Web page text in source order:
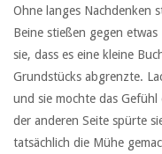
Ohne langes Nachdenken
Beine stießen gegen
sie, dass es eine kleine
Grundstücks abgrenzte.
und sie mochte das
der anderen Seite spürte
tatsächlich die Mühe